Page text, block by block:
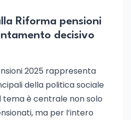
Riforma pensioni
decisivo
2025 rappresenta
della politica sociale
tema è centrale non solo
ma per l’intero